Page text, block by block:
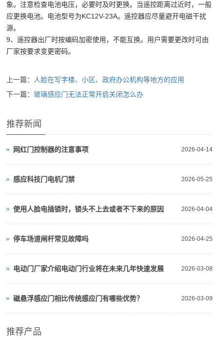
象。注意检查电池电压，必要时及时更换。当遥控距离过近时，一般
应更换电池。电池型号为KC12V-23A。遥控器应尽量避开电磁干扰
源。
9、遥控器出厂时按编码加密使用，不能互换。用户需要更改时可由
厂家按要求变更密码。
上一篇： 人脸在写字楼、小区、政府办公机构等地方的应用
下一篇：玻璃感应门无法正常开启关闭怎么办
推荐新闻
2026-04-14
网红门控制器的注意事项
2026-05-25
感应科技门电机门禁
2026-04-04
使用人脸电插锁时，锁头不上去或者不下来的原因
2026-04-25
停车场道闸杆常见故障吗
2026-03-08
电动门厂家介绍电动门行业将在未来几年快速发展
2026-03-09
磁悬浮感应门相比传统感应门有哪些优势？
推荐产品